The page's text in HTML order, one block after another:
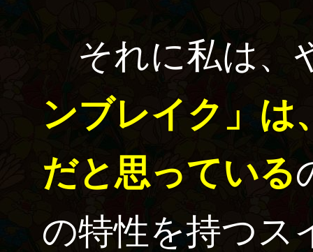
それに私は、
ンブレイク」は
だと思っている
の特性を持つス